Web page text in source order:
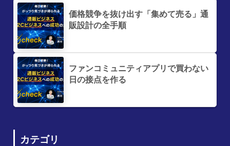
価格競争を抜け出す「集めて売る」通
販設計の全手順
ファンコミュニティアプリで買わない
日の接点を作る
カテゴリ